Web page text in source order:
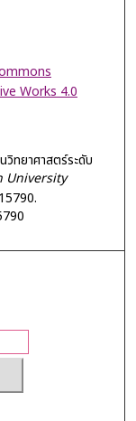
Works 4.0
วิทยาศาสตร์ระดับ
University